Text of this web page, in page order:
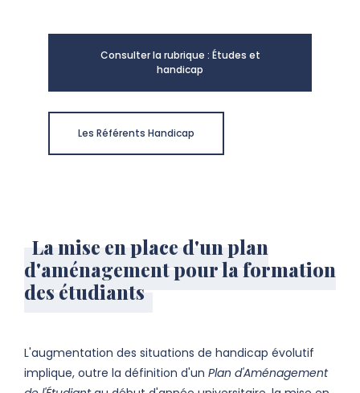
Consulter la rubrique : Études et
handicap
Les Référents Handicap
La mise en place d'un plan
d'aménagement pour la formation
des étudiants
L'augmentation des situations de handicap évolutif
implique, outre la définition d'un Plan d'Aménagement